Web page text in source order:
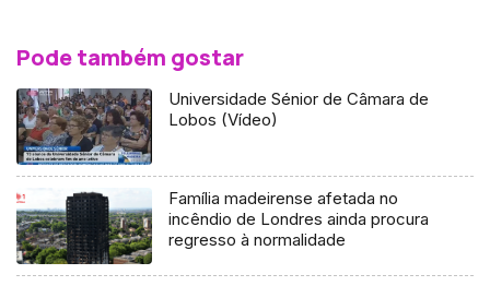
Pode também gostar
Universidade Sénior de Câmara de
Lobos (Vídeo)
Família madeirense afetada no
incêndio de Londres ainda procura
regresso à normalidade